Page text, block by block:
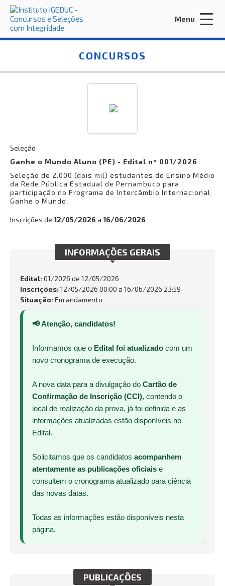
Acessar Área do Candidato:
INÍCIO
CONTRATE-NOS
EDITORA IGEDUC
Busca:
Menu
CONCURSOS
Seleção
Ganhe o Mundo Aluno (PE) - Edital nº 001/2026
Seleção de 2.000 (dois mil) estudantes do Ensino Médio
da Rede Pública Estadual de Pernambuco para
participação no Programa de Intercâmbio Internacional
Ganhe o Mundo.
Inscrições de 12/05/2026 a 16/06/2026
INFORMAÇÕES GERAIS
Edital: 01/2026 de 12/05/2026
Inscrições: 12/05/2026 00:00 a 16/06/2026 23:59
Situação: Em andamento
📢 Atenção, candidatos!
Informamos que o Edital foi atualizado com um
novo cronograma de execução.
A nova data para a divulgação do Cartão de
Confirmação de Inscrição (CCI), contendo o
local de realização da prova, já foi definida e as
informações atualizadas estão disponíveis no
Edital.
Solicitamos que os candidatos acompanhem
atentamente as publicações oficiais e
consultem o cronograma atualizado para ciência
das novas datas.
Todas as informações estão disponíveis nesta
página.
PUBLICAÇÕES